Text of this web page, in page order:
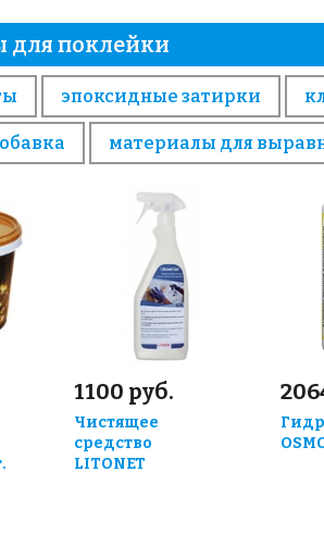
для поклейки
эпоксидные затирки
материалы для
1100 руб.
Чистящее
средство
LITONET